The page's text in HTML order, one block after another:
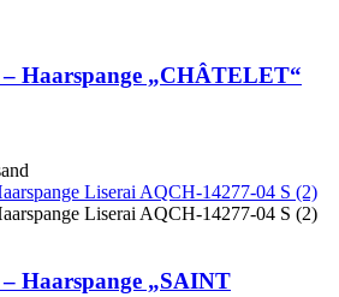
Haarspange „CHÂTELET“
Haarspange „SAINT